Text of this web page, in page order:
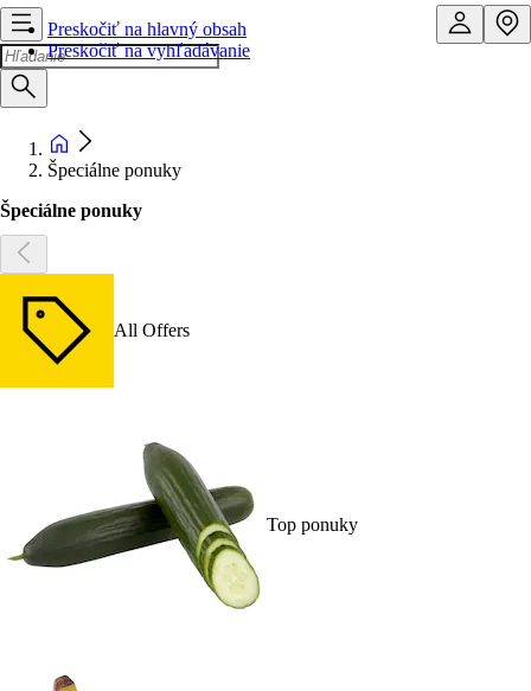
Preskočiť na hlavný obsah
Preskočiť na vyhľadávanie
Špeciálne ponuky
Špeciálne ponuky
All Offers
Top ponuky